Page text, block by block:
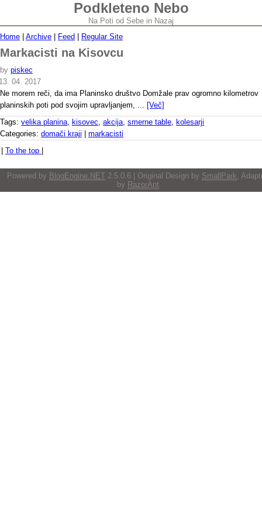
Podkleteno Nebo
Na Poti od Sebe in Nazaj
Home
Archive Feed Regular Site
Markacisti na Kisovcu
by piskec
04. 2017
Ne morem reči, da ima Planinsko društvo Domžale prav ogromno kilometrov
planinskih poti pod svojim upravljanjem, ... [Več]
Tags: velika planina, kisovec, akcija, smerne table, kolesarji
Categories: domači kraji
markacisti
To the top
Powered by BlogEngine.NET 2.5.0.6 | Original Design by SmallPark,
by RazorAnt